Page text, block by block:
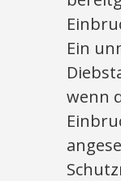
Ein
wenn